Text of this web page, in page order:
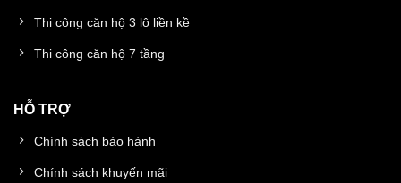
Thi công căn hộ 3 lô liền kề
Thi công căn hộ 7 tầng
HỖ TRỢ
Chính sách bảo hành
Chính sách khuyến mãi